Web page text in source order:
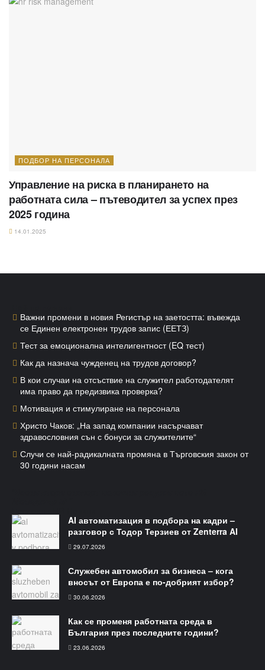
ПОДБОР НА ПЕРСОНАЛА
Управление на риска в планирането на
работната сила – пътеводител за успех през
2025 година
14.01.2025
Важни промени в новия Регистър на заетостта: въвежда
се Единен електронен трудов запис (ЕЕТЗ)
Тест за емоционална интелигентност (EQ тест)
Как да назнача чужденец на трудов договор?
В кои случаи на отсъствие на служител работодателят
има право да предизвика проверка?
Мотивация и стимулиране на персонала
Христо Чаков: „На запад компании насърчават
здравословния сън с бонуси за служителите“
Случи се най-радикалната промяна в Търговския закон от
30 години насам
AI автоматизация в подбора на кадри –
разговор с Тодор Терзиев от Zenterra AI
29.07.2026
Служебен автомобил за бизнеса – кога
вносът от Европа е по-добрият избор?
30.06.2026
Как се променя работната среда в
България през последните години?
23.06.2026